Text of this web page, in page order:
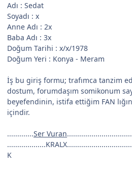
Adı : Sedat
Soyadı : x
Anne Adı : 2x
Baba Adı : 3x
Doğum Tarihi : x/x/1978
Doğum Yeri : Konya - Meram
İş bu giriş formu; trafımca tanzim
dostum, forumdaşım somikonum
beyefendinin, istifa ettiğim FAN
içindir.
.............Ser Vuran
K